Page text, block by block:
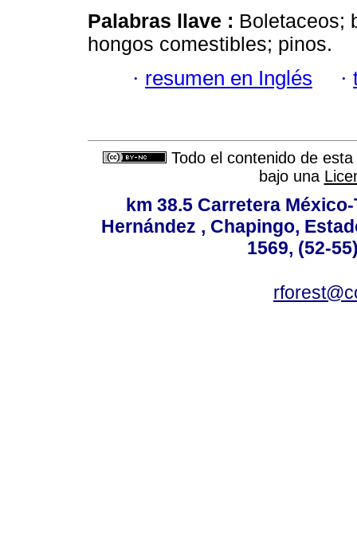
Palabras llave : Boletaceos;
hongos comestibles; pinos.
· resumen en Inglés ·
Todo el contenido de
bajo una
km 38.5 Carretera
Hernández , Chapingo,
1569, (52-